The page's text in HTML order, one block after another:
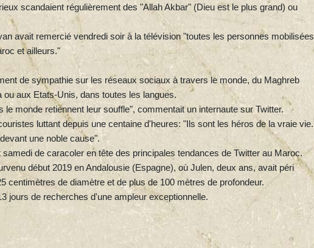
scandaient régulièrement des "Allah Akbar" (Dieu est le plus grand) ou
avait remercié vendredi soir à la télévision "toutes les personnes mobilisées
et ailleurs."
de sympathie sur les réseaux sociaux à travers le monde, du Maghreb
aux Etats-Unis, dans toutes les langues.
monde retiennent leur souffle", commentait un internaute sur Twitter.
luttant depuis une centaine d'heures: "Ils sont les héros de la vraie vie.
une noble cause".
de caracoler en tête des principales tendances de Twitter au Maroc.
début 2019 en Andalousie (Espagne), où Julen, deux ans, avait péri
centimètres de diamètre et de plus de 100 mètres de profondeur.
jours de recherches d'une ampleur exceptionnelle.